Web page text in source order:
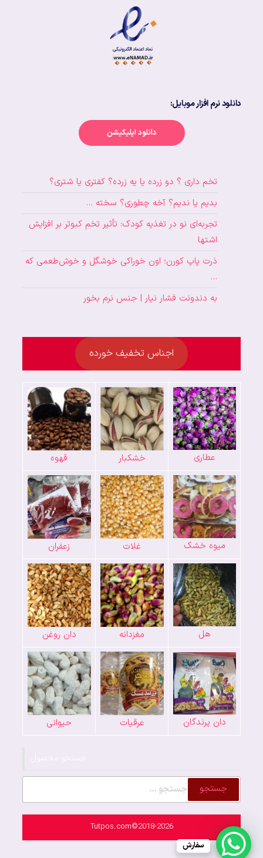
دانلود نرم افزار موبایل:
دانلود اپلیکیشن
تخم داری ؟ دو زرده یا یه زرده؟ کفتری یا شتری؟
بدیم یا ندیم؟ آخه چطوری؟ سخته …
تجربه‌ای نو در تغذیه کودک: تأثیر تخم کبوتر بر افزایش
اشتها
ذرت پاپ کورن؛ اون خوراکی خوشگل و خوش‌طعمی که
…
به دندونت فشار نیار | جنس نرم بخور
اجناس تخفیف خورده
عطاری خشکبار قهوه
میوه خشک غلات زعفران
هل مغزدانه دان روغن
دان پرندگان عرقیات حیوانی
جستجو
برای:
Tutpos.com©2018-2026
سفارش